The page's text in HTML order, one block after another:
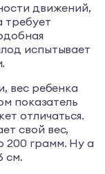
движений,
требует
испытывает
вес ребенка
показатель
отличаться.
свой вес,
200 грамм. Ну а
см.